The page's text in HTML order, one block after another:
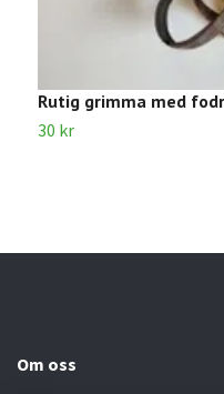
Rutig grimma med
30 kr
Om oss